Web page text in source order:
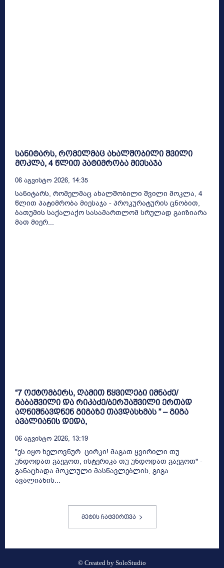
სანიტარს, რომელმაც ახალშობილი შვილი
მოკლა, 4 წლით პატიმრობა მიესაჯა
06 Აგვისტო 2026, 14:35
სანიტარს, რომელმაც ახალშობილი შვილი მოკლა, 4
წლით პატიმრობა მიესაჯა - პროკურატურის ცნობით,
ბათუმის საქალაქო სასამართლომ სრულად გაიზიარა
მათ მიერ...
“7 ოქტომბერს, ღამით წყვილები იმნაძე/
გაბაშვილი და რიკაძე/ბერუაშვილი ერთად
აღნიშნავდნენ გიგაზე თავდასხმას ” – გიგა
ავალიანის დედა,
06 Აგვისტო 2026, 13:19
"ეს იყო ხელოვნურ ცირკი! მაგათ ყვირილი თუ
უნდოდათ გაეგოთ, ისტერიკა თუ უნდოდათ გაეგოთ" -
განაცხადა მოკლული მასწავლებლის, გიგა
ავალიანის...
მეტის ჩატვირთვა
© Created by SoloStudio